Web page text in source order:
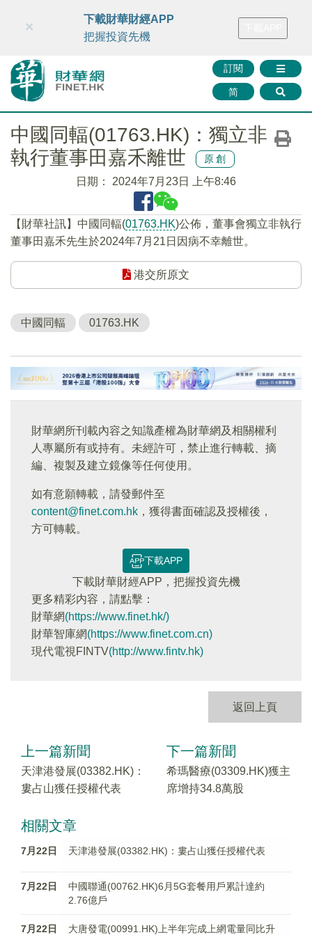
財華智庫網 FINTV FINMETA 財華證券 媒體矩陣
訂閱
简
×
下載財華財經APP
把握投資先機
中國同輻(01763.HK)：獨立非
執行董事田嘉禾離世
原創
日期： 2024年7月23日 上午8:46
【財華社訊】中國同輻(01763.HK)公佈，董事會獨立非執行
董事田嘉禾先生於2024年7月21日因病不幸離世。
港交所原文
中國同輻 01763.HK
財華網所刊載內容之知識產權為財華網及相關權利
人專屬所有或持有。未經許可，禁止進行轉載、摘
編、複製及建立鏡像等任何使用。
如有意願轉載，請發郵件至
content@finet.com.hk ，獲得書面確認及授權後，
方可轉載。
下載APP
下載財華財經APP，把握投資先機
更多精彩内容，請點擊：
財華網(https://www.finet.hk/)
財華智庫網(https://www.finet.com.cn)
現代電視FINTV(http://www.fintv.hk)
返回上頁
上一篇新聞
天津港發展(03382.HK)：
婁占山獲任授權代表
下一篇新聞
希瑪醫療(03309.HK)獲主
席增持34.8萬股
相關文章
7月22日 天津港發展(03382.HK)：婁占山獲任授權代表
7月22日
中國聯通(00762.HK)6月5G套餐用戶累計達約
2.76億戶
7月22日
大唐發電(00991.HK)上半年完成上網電量同比升